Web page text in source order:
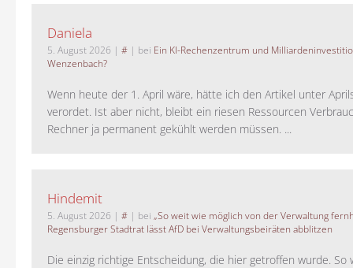
Daniela
5. August 2026 | # | bei Ein KI-Rechenzentrum und
Wenzenbach?
Wenn heute der 1. April wäre, hätte ich den Artikel unter
verordet. Ist aber nicht, bleibt ein riesen Ressourcen
Rechner ja permanent gekühlt werden müssen. ...
Hindemit
5. August 2026 | # | bei „So weit wie möglich von der Verwaltung
Regensburger Stadtrat lässt AfD bei Verwaltungsbeiräten abblitzen
Die einzig richtige Entscheidung, die hier getroffen wurde. So